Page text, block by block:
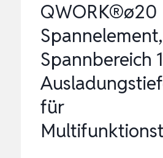
QWORK®ø20
Spannelement,
Spannbereich
für